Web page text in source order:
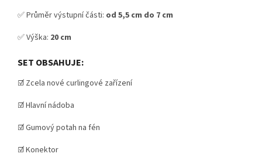
✅ Průměr výstupní části: od 5,5 cm do 7 cm
✅ Výška: 20 cm
SET OBSAHUJE:
☑️ Zcela nové curlingové zařízení
☑️ Hlavní nádoba
☑️ Gumový potah na fén
☑️ Konektor